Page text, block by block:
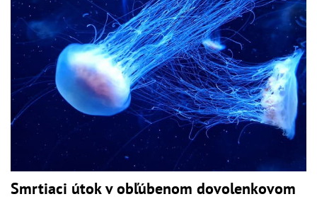
Smrtiaci útok v obľúbenom dovolenkovom